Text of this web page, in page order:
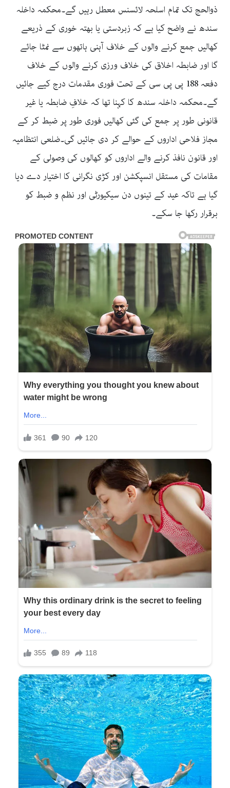
ذوالحج تک تمام اسلحہ لائسنس معطل رہیں گے۔محکمہ داخلہ
سندھ نے واضح کیا ہے کہ زبردستی یا بھتہ خوری کے ذریعے
کھالیں جمع کرنے والوں کے خلاف آہنی ہاتھوں سے نمٹا جائے
گا اور ضابطہ اخلاق کی خلاف ورزی کرنے والوں کے خلاف
دفعہ 188 پی پی سی کے تحت فوری مقدمات درج کیے جائیں
گے۔محکمہ داخلہ سندھ کا کہنا تھا کہ خلافِ ضابطہ یا غیر
قانونی طور پر جمع کی گئی کھالیں فوری طور پر ضبط کر کے
مجاز فلاحی اداروں کے حوالے کر دی جائیں گی۔ضلعی انتظامیہ
اور قانون نافذ کرنے والے اداروں کو کھالوں کی وصولی کے
مقامات کی مستقل انسپکشن اور کڑی نگرانی کا اختیار دے دیا
گیا ہے تاکہ عید کے تینوں دن سیکیورٹی اور نظم و ضبط کو
برقرار رکھا جا سکے۔